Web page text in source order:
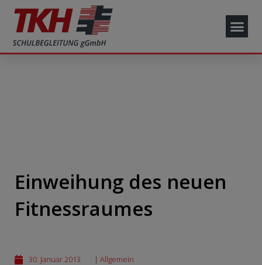
Einweihung des neuen
Fitnessraumes
30. Januar 2013 | Allgemein